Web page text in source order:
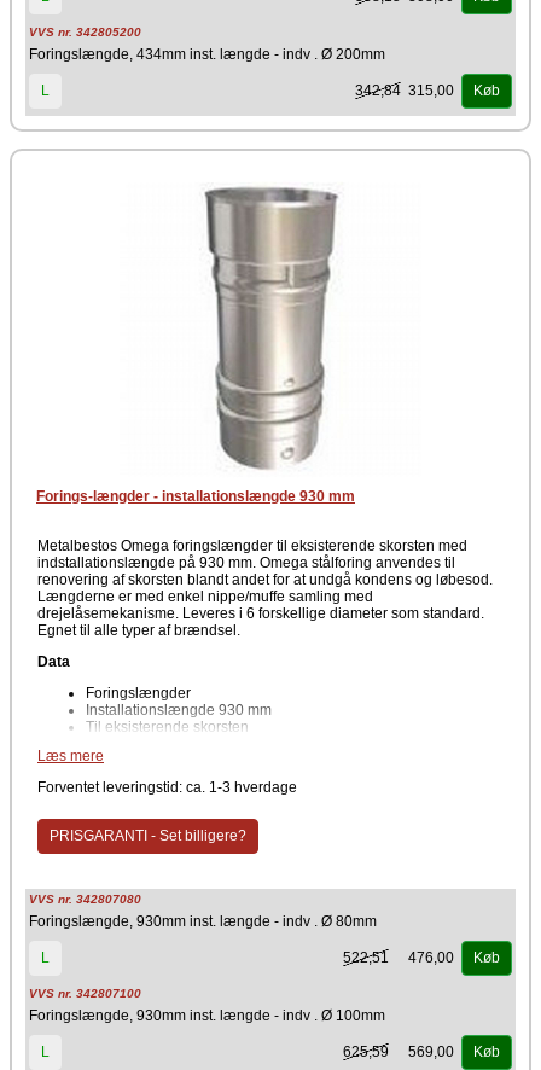
VVS nr. 342805200
Foringslængde, 434mm inst. længde - indv . Ø 200mm
L 342,84 315,00 Køb
Forings-længder - installationslængde 930 mm
Metalbestos Omega foringslængder til eksisterende skorsten med
indstallationslængde på 930 mm. Omega stålforing anvendes til
renovering af skorsten blandt andet for at undgå kondens og løbesod.
Længderne er med enkel nippe/muffe samling med
drejelåsemekanisme. Leveres i 6 forskellige diameter som standard.
Egnet til alle typer af brændsel.
Data
Foringslængder
Installationslængde 930 mm
Til eksisterende skorsten
Hurtigere og mere enkel samling blot ved at skyde delene sammen og
netop den totalhøjde man ønsker. Omega stålforing kan anvendes som
Materiale
Producent
Læs mere
Forventet leveringstid: ca. 1-3 hverdage
PRISGARANTI - Set billigere?
VVS nr. 342807080
Foringslængde, 930mm inst. længde - indv . Ø 80mm
L 522,51 476,00 Køb
VVS nr. 342807100
Foringslængde, 930mm inst. længde - indv . Ø 100mm
L 625,59 569,00 Køb